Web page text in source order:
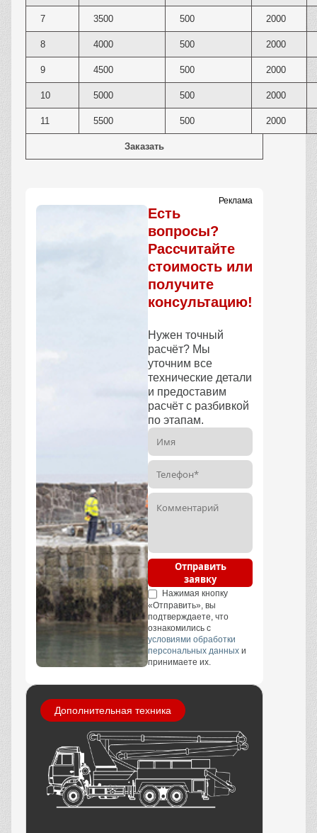
7 3500 500 2000
8 4000 500 2000
9 4500 500 2000
10 5000 500 2000
11 5500 500 2000
Заказать
Реклама
Есть
вопросы?
Рассчитайте
стоимость или
получите
консультацию!
Нужен точный
расчёт? Мы
уточним все
технические детали
и предоставим
расчёт с разбивкой
по этапам.
Отправить
заявку
Нажимая кнопку
«Отправить», вы
подтверждаете, что
ознакомились с
условиями обработки
персональных данных и
принимаете их.
Дополнительная техника